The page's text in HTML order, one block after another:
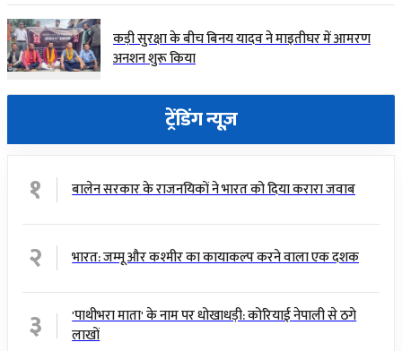
कड़ी सुरक्षा के बीच बिनय यादव ने माइतीघर में आमरण
अनशन शुरू किया
ट्रेंडिंग न्यूज़
१ बालेन सरकार के राजनयिकों ने भारत को दिया करारा जवाब
२ भारत: जम्मू और कश्मीर का कायाकल्प करने वाला एक दशक
३
'पाथीभरा माता' के नाम पर धोखाधड़ी: कोरियाई नेपाली से ठगे
लाखों